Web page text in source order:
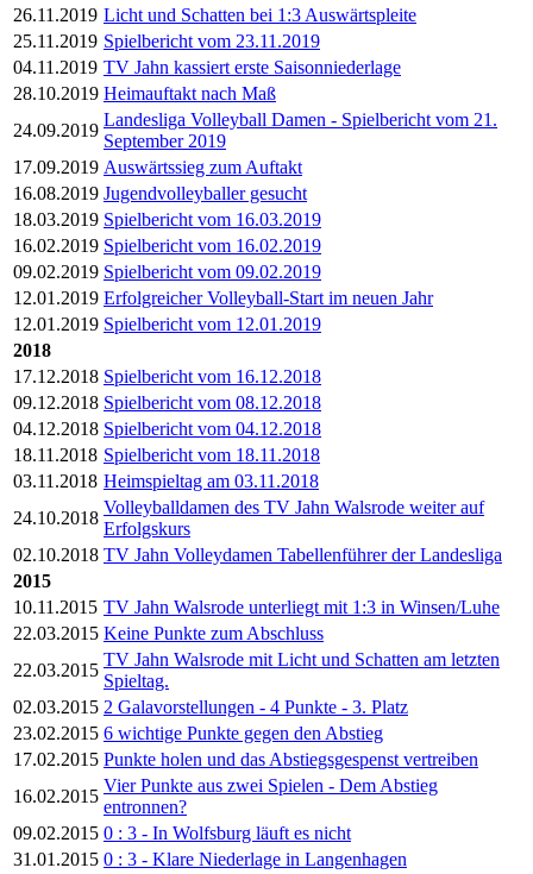
26.11.2019 Licht und Schatten bei 1:3 Auswärtspleite
25.11.2019 Spielbericht vom 23.11.2019
04.11.2019 TV Jahn kassiert erste Saisonniederlage
28.10.2019 Heimauftakt nach Maß
24.09.2019
Landesliga Volleyball Damen - Spielbericht vom 21.
September 2019
17.09.2019 Auswärtssieg zum Auftakt
16.08.2019 Jugendvolleyballer gesucht
18.03.2019 Spielbericht vom 16.03.2019
16.02.2019 Spielbericht vom 16.02.2019
09.02.2019 Spielbericht vom 09.02.2019
12.01.2019 Erfolgreicher Volleyball-Start im neuen Jahr
12.01.2019 Spielbericht vom 12.01.2019
2018
17.12.2018 Spielbericht vom 16.12.2018
09.12.2018 Spielbericht vom 08.12.2018
04.12.2018 Spielbericht vom 04.12.2018
18.11.2018 Spielbericht vom 18.11.2018
03.11.2018 Heimspieltag am 03.11.2018
24.10.2018
Volleyballdamen des TV Jahn Walsrode weiter auf
Erfolgskurs
02.10.2018 TV Jahn Volleydamen Tabellenführer der Landesliga
2015
10.11.2015 TV Jahn Walsrode unterliegt mit 1:3 in Winsen/Luhe
22.03.2015 Keine Punkte zum Abschluss
22.03.2015
TV Jahn Walsrode mit Licht und Schatten am letzten
Spieltag.
02.03.2015 2 Galavorstellungen - 4 Punkte - 3. Platz
23.02.2015 6 wichtige Punkte gegen den Abstieg
17.02.2015 Punkte holen und das Abstiegsgespenst vertreiben
16.02.2015
Vier Punkte aus zwei Spielen - Dem Abstieg
entronnen?
09.02.2015 0 : 3 - In Wolfsburg läuft es nicht
31.01.2015 0 : 3 - Klare Niederlage in Langenhagen